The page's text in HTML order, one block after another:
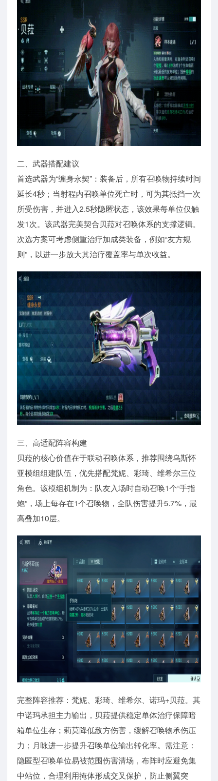
二、武器搭配建议
首选武器为“缠身永契”：装备后，所有召唤物持续时间
延长4秒；当射程内召唤单位死亡时，可为其抵挡一次
所受伤害，并进入2.5秒隐匿状态，该效果每单位仅触
发1次。该武器完美契合贝菈对召唤体系的支撑逻辑。
次选方案可考虑侧重治疗加成类装备，例如“友方规
则”，以进一步放大其治疗覆盖率与单次收益。
三、高适配阵容构建
贝菈的核心价值在于联动召唤体系，推荐围绕乌斯怀
亚模组组建队伍，优先搭配梵妮、彩琦、维希尔三位
角色。该模组机制为：队友入场时自动召唤1个“手指
炮”，场上每存在1个召唤物，全队伤害提升5.7%，最
高叠加10层。
完整阵容推荐：梵妮、彩琦、维希尔、诺玛+贝菈。其
中诺玛承担主力输出，贝菈提供稳定单体治疗保障暗
箱单位生存；莉莫降低敌方伤害，缓解召唤物承伤压
力；月咏进一步提升召唤单位输出转化率。需注意：
隐匿型召唤单位易被范围伤害清场，布阵时应避免集
中站位，合理利用掩体形成交叉保护，防止侧翼突